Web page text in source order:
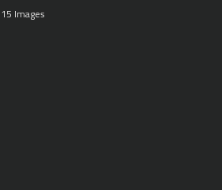
15 Images